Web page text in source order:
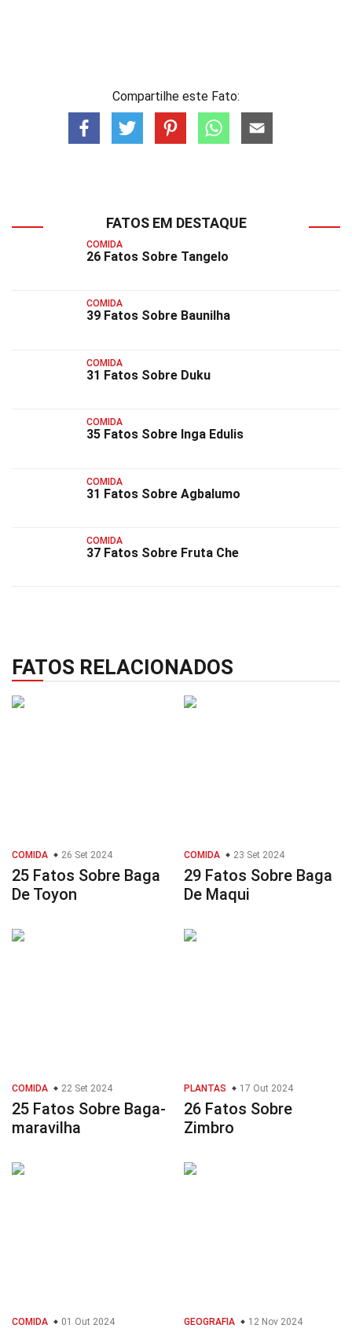
Compartilhe este Fato:
FATOS EM DESTAQUE
COMIDA
26 Fatos Sobre Tangelo
COMIDA
39 Fatos Sobre Baunilha
COMIDA
31 Fatos Sobre Duku
COMIDA
35 Fatos Sobre Inga Edulis
COMIDA
31 Fatos Sobre Agbalumo
COMIDA
37 Fatos Sobre Fruta Che
FATOS RELACIONADOS
COMIDA 26 Set 2024
25 Fatos Sobre Baga
De Toyon
COMIDA 23 Set 2024
29 Fatos Sobre Baga
De Maqui
COMIDA 22 Set 2024
25 Fatos Sobre Baga-
maravilha
PLANTAS 17 Out 2024
26 Fatos Sobre
Zimbro
COMIDA 01 Out 2024 GEOGRAFIA 12 Nov 2024